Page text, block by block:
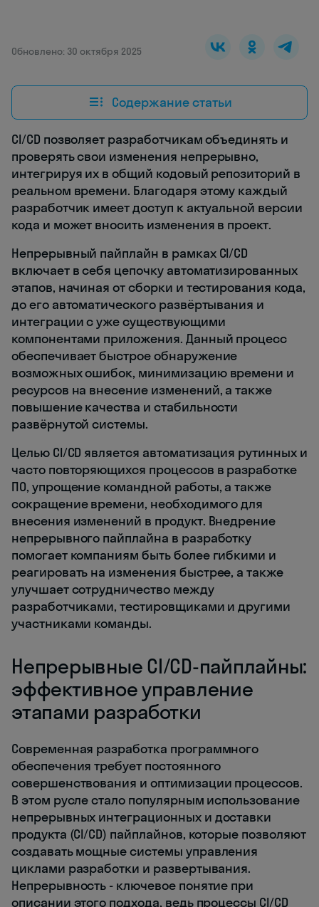
Обновлено: 30 октября 2025
Содержание статьи
CI/CD позволяет разработчикам объединять и
проверять свои изменения непрерывно,
интегрируя их в общий кодовый репозиторий в
реальном времени. Благодаря этому каждый
разработчик имеет доступ к актуальной версии
кода и может вносить изменения в проект.
Непрерывный пайплайн в рамках CI/CD
включает в себя цепочку автоматизированных
этапов, начиная от сборки и тестирования кода,
до его автоматического развёртывания и
интеграции с уже существующими
компонентами приложения. Данный процесс
обеспечивает быстрое обнаружение
возможных ошибок, минимизацию времени и
ресурсов на внесение изменений, а также
повышение качества и стабильности
развёрнутой системы.
Целью CI/CD является автоматизация рутинных и
часто повторяющихся процессов в разработке
ПО, упрощение командной работы, а также
сокращение времени, необходимого для
внесения изменений в продукт. Внедрение
непрерывного пайплайна в разработку
помогает компаниям быть более гибкими и
реагировать на изменения быстрее, а также
улучшает сотрудничество между
разработчиками, тестировщиками и другими
участниками команды.
Непрерывные CI/CD-пайплайны:
эффективное управление
этапами разработки
Современная разработка программного
обеспечения требует постоянного
совершенствования и оптимизации процессов.
В этом русле стало популярным использование
непрерывных интеграционных и доставки
продукта (CI/CD) пайплайнов, которые позволяют
создавать мощные системы управления
циклами разработки и развертывания.
Непрерывность - ключевое понятие при
описании этого подхода, ведь процессы CI/CD